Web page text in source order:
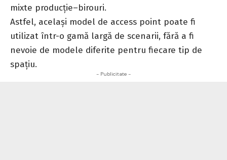
mixte producție–birouri.
Astfel, același model de access point poate fi
utilizat într-o gamă largă de scenarii, fără a fi
nevoie de modele diferite pentru fiecare tip de
spațiu.
- Publicitate -